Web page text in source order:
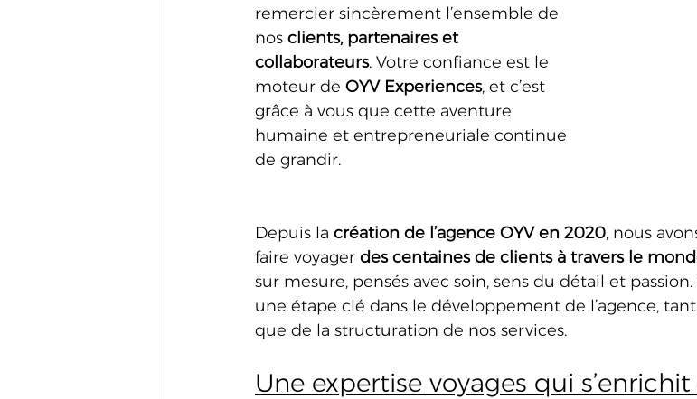
remercier sincèrement l’ensemble de
nos clients, partenaires et
collaborateurs. Votre confiance est le
moteur de OYV Experiences, et c’est
grâce à vous que cette aventure
humaine et entrepreneuriale continue
de grandir.
Depuis la création de l’agence OYV en 2020, nous
faire voyager des centaines de clients à travers le
sur mesure, pensés avec soin, sens du détail et passion.
une étape clé dans le développement de l’agence,
que de la structuration de nos services.
Une expertise voyages qui